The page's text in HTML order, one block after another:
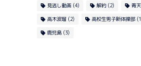
見逃し動画(4) 解約(2) 青
高木波瑠(2) 高校生男子新体操部
鹿児島(3)